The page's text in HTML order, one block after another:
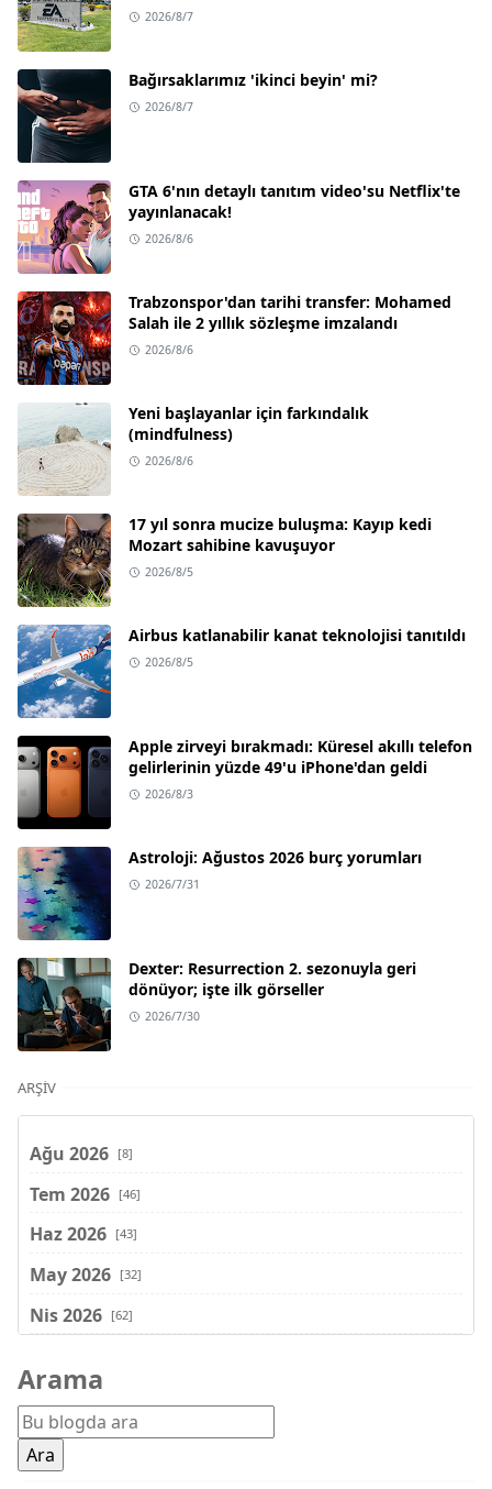
2026/8/7
Bağırsaklarımız 'ikinci beyin' mi?
2026/8/7
GTA 6'nın detaylı tanıtım video'su Netflix'te
yayınlanacak!
2026/8/6
Trabzonspor'dan tarihi transfer: Mohamed
Salah ile 2 yıllık sözleşme imzalandı
2026/8/6
Yeni başlayanlar için farkındalık
(mindfulness)
2026/8/6
17 yıl sonra mucize buluşma: Kayıp kedi
Mozart sahibine kavuşuyor
2026/8/5
Airbus katlanabilir kanat teknolojisi tanıtıldı
2026/8/5
Apple zirveyi bırakmadı: Küresel akıllı telefon
gelirlerinin yüzde 49'u iPhone'dan geldi
2026/8/3
Astroloji: Ağustos 2026 burç yorumları
2026/7/31
Dexter: Resurrection 2. sezonuyla geri
dönüyor; işte ilk görseller
2026/7/30
ARŞIV
Ağu 2026 [8]
Tem 2026 [46]
Haz 2026 [43]
May 2026 [32]
Nis 2026 [62]
Şub 2026
Oca 2026 [72]
Ara 2025
Arama